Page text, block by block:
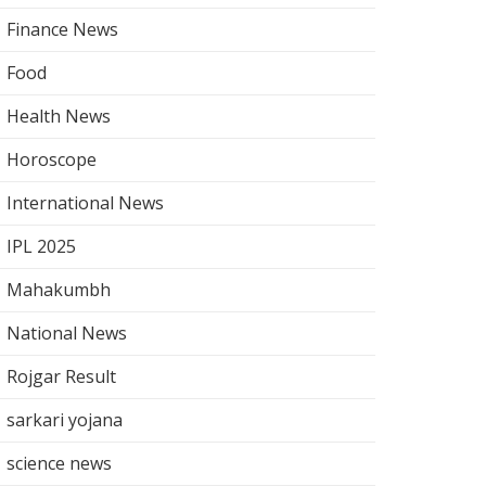
Finance News
Food
Health News
Horoscope
International News
IPL 2025
Mahakumbh
National News
Rojgar Result
sarkari yojana
science news